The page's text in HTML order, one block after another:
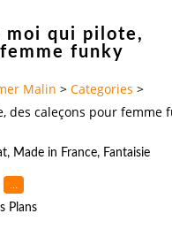
moi qui pilote,
funky
Malin > Categories >
des caleçons pour femme
, Made in France, Fantaisie
…
Plans